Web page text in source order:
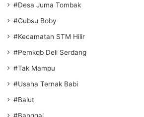
#Desa Juma Tombak
#Gubsu Boby
#Kecamatan STM Hilir
#Pemkqb Deli Serdang
#Tak Mampu
#Usaha Ternak Babi
#Balut
#Banggai